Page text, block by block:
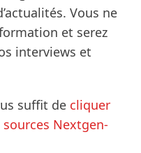
Vous ne
et serez
interviews et
suffit de cliquer
Nextgen-